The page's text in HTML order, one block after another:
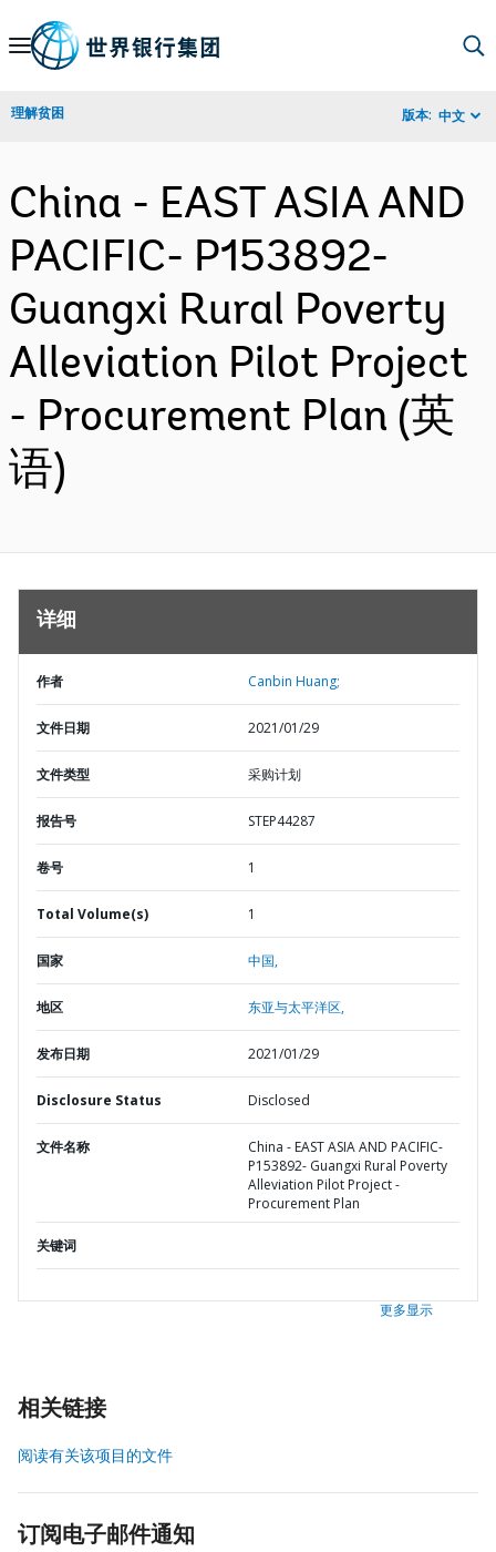
Skip
Navigation
理解贫困 版本: 中文
China - EAST ASIA AND
PACIFIC- P153892-
Guangxi Rural Poverty
Alleviation Pilot Project
- Procurement Plan (英
语)
详细
作者 Canbin Huang;
文件日期 2021/01/29
文件类型 采购计划
报告号 STEP44287
卷号 1
Total Volume(s) 1
国家 中国,
地区 东亚与太平洋区,
发布日期 2021/01/29
Disclosure Status Disclosed
文件名称
China - EAST ASIA AND PACIFIC-
P153892- Guangxi Rural Poverty
Alleviation Pilot Project -
Procurement Plan
关键词
更多显示
相关链接
阅读有关该项目的文件
订阅电子邮件通知